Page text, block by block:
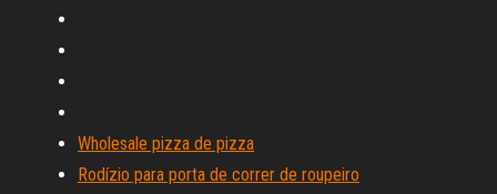
Wholesale pizza de pizza
Rodízio para porta de correr de roupeiro